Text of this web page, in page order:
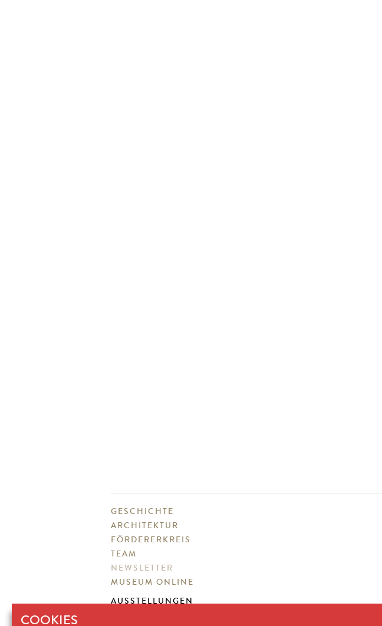
COOKIES
GESCHICHTE
ARCHITEKTUR
FÖRDERERKREIS
TEAM
NEWSLETTER
MUSEUM ONLINE
AUSSTELLUNGEN